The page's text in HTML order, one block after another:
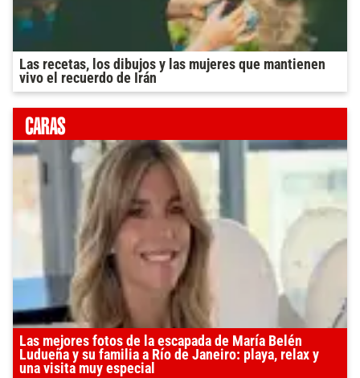
Las recetas, los dibujos y las mujeres que mantienen
vivo el recuerdo de Irán
Las mejores fotos de la escapada de María Belén
Ludueña y su familia a Río de Janeiro: playa, relax y
una visita muy especial